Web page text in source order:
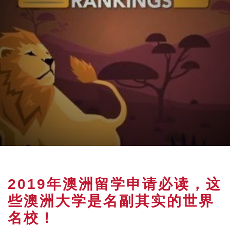
2019年澳洲留学申请必读，这
些澳洲大学是名副其实的世界
名校！